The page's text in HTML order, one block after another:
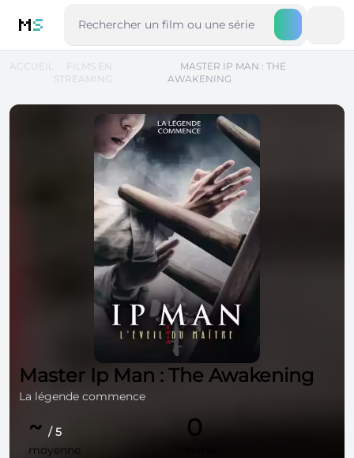
MS
ACCUEIL
FILMS EN
STREAMING
MASTER IP MAN : THE
AWAKENING
Master Ip Man : The Awakening
La légende commence
~ / 5
moyenne
0